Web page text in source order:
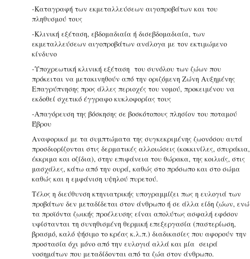
-Καταγραφή των εκμεταλλεύσεων αιγοπροβάτων και του
πληθυσμού τους
-Κλινική εξέταση, εβδομαδιαία ή δισεβδομαδιαία, των
εκμεταλλεύσεων αιγοπροβάτων ανάλογα με τον εκτιμώμενο
κίνδυνο
-Υποχρεωτική κλινική εξέταση του συνόλου των ζώων που
πρόκειται να μετακινηθούν από την οριζόμενη Ζώνη Αυξημένης
Επαγρύπνησης προς άλλες περιοχές του νομού, προκειμένου να
εκδοθεί σχετικό έγγραφο κυκλοφορίας τους
-Απαγόρευση της βόσκησης σε βοσκότοπους πλησίον του ποταμού
Έβρου
Αναφορικά με τα συμπτώματα της συγκεκριμένης ζωονόσου αυτά
προσδιορίζονται στις δερματικές αλλοιώσεις (κοκκινίλες, σπυράκια,
έκκριμα και οζίδια), στην επιφάνεια του θώρακα, της κοιλιάς, στις
μασχάλες, κάτω από την ουρά, καθώς στο πρόσωπο και στο σώμα
καθώς και η εμφάνιση υψηλού πυρετού.
Τέλος η διεύθυνση κτηνιατρικής υπογραμμίζει πως η ευλογιά των
προβάτων δεν μεταδίδεται στον άνθρωπο ή σε άλλα είδη ζώων, ενώ
τα προϊόντα ζωικής προέλευσης είναι απολύτως ασφαλή εφόσον
υφίστανται τη συνηθισμένη θερμική επεξεργασία (παστερίωση,
βρασμό, καλό ψήσιμο το κρέας κ.λ.π.) διαδικασίες που αφορούν την
προστασία όχι μόνο από την ευλογιά αλλά και μία σειρά
νοσημάτων που μεταδίδονται από τα ζώα στον άνθρωπο.